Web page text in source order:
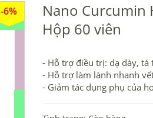
-6%
Nano Curcumin
Hộp 60 viên
- Hỗ trợ điều trị: dạ dày,
- Hỗ trợ làm lành nhanh
- Giảm tác dụng phụ của